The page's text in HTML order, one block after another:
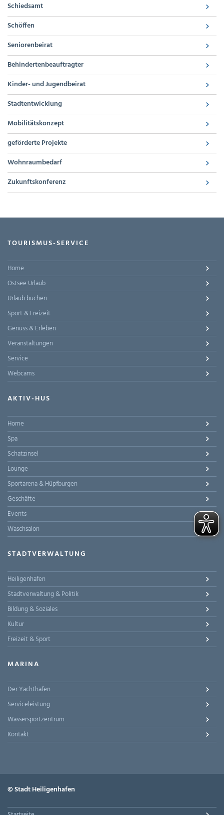
Schiedsamt
Schöffen
Seniorenbeirat
Behindertenbeauftragter
Kinder- und Jugendbeirat
Stadtentwicklung
Mobilitätskonzept
geförderte Projekte
Wohnraumbedarf
Zukunftskonferenz
TOURISMUS-SERVICE
Home
Ostsee Urlaub
Urlaub buchen
Sport & Freizeit
Genuss & Erleben
Veranstaltungen
Service
Webcams
AKTIV-HUS
Home
Spa
Schatzinsel
Lounge
Sportarena & Hüpfburgen
Geschäfte
Events
Waschsalon
STADTVERWALTUNG
Heiligenhafen
Stadtverwaltung & Politik
Bildung & Soziales
Kultur
Freizeit & Sport
MARINA
Der Yachthafen
Serviceleistung
Wassersportzentrum
Kontakt
© Stadt Heiligenhafen